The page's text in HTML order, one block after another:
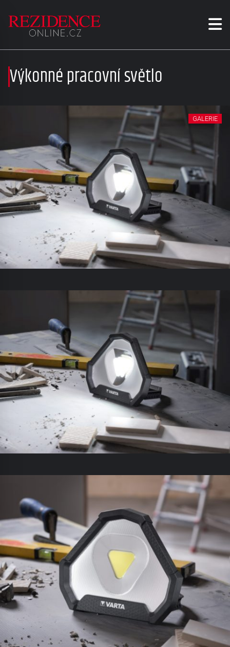
Výkonné pracovní světlo
GALERIE